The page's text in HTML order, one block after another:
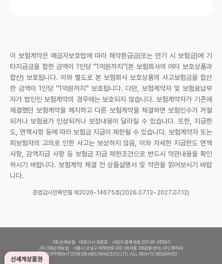
이 보험계약은 예금자보호법에 따라 해약환급금(또는 만기 시 보험금)에 기
타지급금을 합한 금액이 1인당 “1억원까지”(본 보험회사의 여타 보호상품과
합산) 보호됩니다. 이와 별도로 본 보험회사 보호상품의 사고보험금을 합산
한 금액이 1인당 “1억원까지” 보호됩니다. 다만, 보험계약자 및 보험료납부
자가 법인인 보험계약의 경우에는 보호되지 않습니다. 보험계약자가 기존에
체결했던 보험계약을 해지하고 다른 보험계약을 체결하면 보험인수가 거절
되거나 보험료가 인상되거나 보장내용이 달라질 수 있습니다. 또한, 지급한
도, 면책사항 등에 따라 보험금 지급이 제한될 수 있습니다. 보험계약자 또는
피보험자의 고의로 인한 사고는 보상하지 않음, 이와 자세한 지급한도 면책
사항, 감액지급 사항 등 보험금 지급 제한조건으로 반드시 약관내용을 확인
하시기 바랍니다. 보험계약 체결 전 상품설명서 및 약관을 읽어보시기 바랍
니다.
준법감시인확인필 제2026-14675호(2026.07.13~2027.07.12)
DB 손해보험 대표이사 정종표 사업자 등록번호:201-81-45593
(주) DB손해보험 서울시 강남구 테헤란로 432 (대치동 DB금융센터) (우) 06194
COPYRIGHT 2018 DB INSURANCE.CO.LTD. ALL RIGHTS RESERVED